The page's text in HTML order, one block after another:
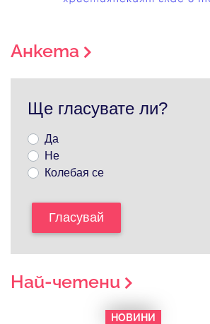
Анкета
Ще гласувате ли?
Да
Не
Колебая се
Гласувай
Най-четени
НОВИНИ